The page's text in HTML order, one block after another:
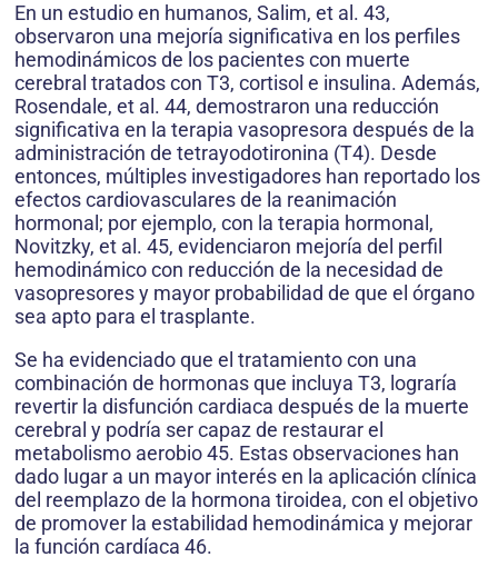
En un estudio en humanos, Salim, et al. 43,
observaron una mejoría significativa en los perfiles
hemodinámicos de los pacientes con muerte
cerebral tratados con T3, cortisol e insulina. Además,
Rosendale, et al. 44, demostraron una reducción
significativa en la terapia vasopresora después de la
administración de tetrayodotironina (T4). Desde
entonces, múltiples investigadores han reportado los
efectos cardiovasculares de la reanimación
hormonal; por ejemplo, con la terapia hormonal,
Novitzky, et al. 45, evidenciaron mejoría del perfil
hemodinámico con reducción de la necesidad de
vasopresores y mayor probabilidad de que el órgano
sea apto para el trasplante.
Se ha evidenciado que el tratamiento con una
combinación de hormonas que incluya T3, lograría
revertir la disfunción cardiaca después de la muerte
cerebral y podría ser capaz de restaurar el
metabolismo aerobio 45. Estas observaciones han
dado lugar a un mayor interés en la aplicación clínica
del reemplazo de la hormona tiroidea, con el objetivo
de promover la estabilidad hemodinámica y mejorar
la función cardíaca 46.